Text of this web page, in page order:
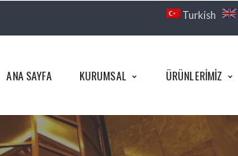
Turkish
ANA SAYFA KURUMSAL ÜRÜNLERIMIZ